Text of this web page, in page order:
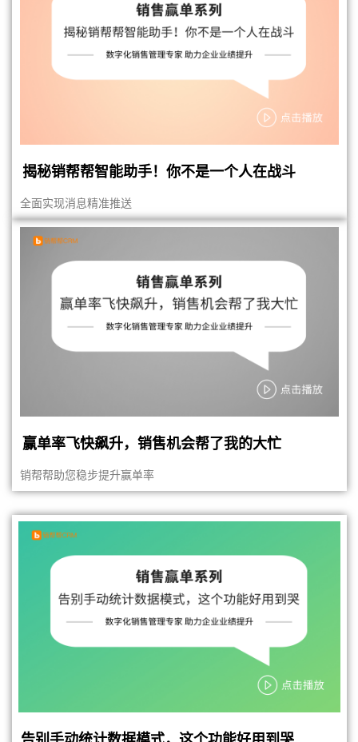
揭秘销帮帮智能助手！你不是一个人在战斗
全面实现消息精准推送
赢单率飞快飙升，销售机会帮了我的大忙
销帮帮助您稳步提升赢单率